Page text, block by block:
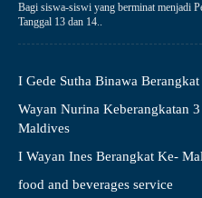
Bagi siswa-siswi yang berminat menjadi
Tanggal 13 dan 14..
I Gede Sutha Binawa
Wayan Nurina Keberangkatan
Maldives
I Wayan Ines Berangkat Ke-
food and beverages service